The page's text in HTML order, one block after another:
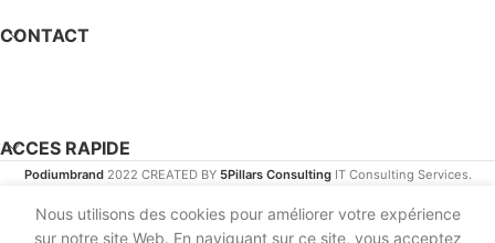
CONTACT
ACCES RAPIDE
Podiumbrand 2022 CREATED BY 5Pillars ConsultingIT Consulting Services.
Nous utilisons des cookies pour améliorer votre expérience
sur notre site Web. En naviguant sur ce site, vous acceptez